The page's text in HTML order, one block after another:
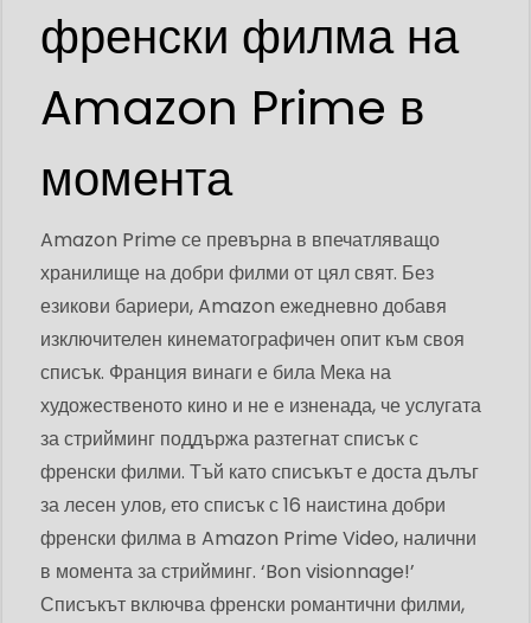
френски филма на
Amazon Prime в
момента
Amazon Prime се превърна в впечатляващо
хранилище на добри филми от цял ​​свят. Без
езикови бариери, Amazon ежедневно добавя
изключителен кинематографичен опит към своя
списък. Франция винаги е била Мека на
художественото кино и не е изненада, че услугата
за стрийминг поддържа разтегнат списък с
френски филми. Тъй като списъкът е доста дълъг
за лесен улов, ето списък с 16 наистина добри
френски филма в Amazon Prime Video, налични
в момента за стрийминг. ‘Bon visionnage!’
Списъкът включва френски романтични филми,